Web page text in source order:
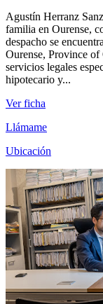
Agustín Herranz
familia en Ourense,
despacho se
Ourense, Province of
servicios legales
hipotecario y...
Ver ficha
Llámame
Ubicación